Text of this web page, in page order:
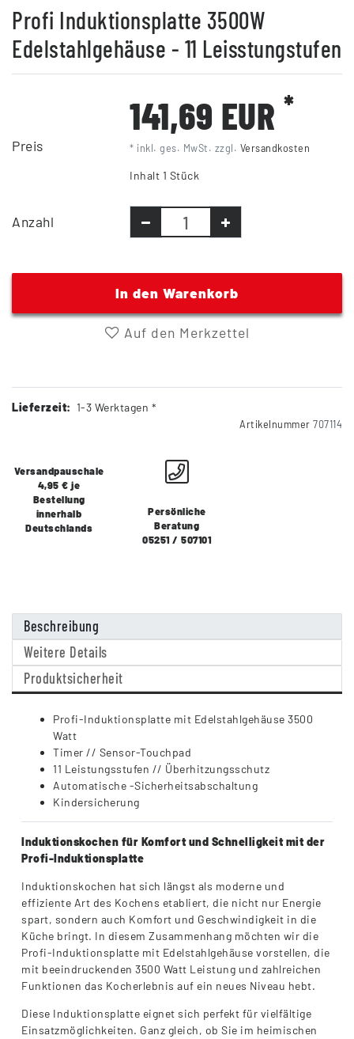
Profi Induktionsplatte 3500W
Edelstahlgehäuse - 11 Leisstungstufen
Preis
141,69 EUR *
* inkl. ges. MwSt. zzgl. Versandkosten
Inhalt 1 Stück
Anzahl
In den Warenkorb
Auf den Merkzettel
Lieferzeit: 1-3 Werktagen *
Artikelnummer 707114
Versandpauschale
4,95 € je
Bestellung
innerhalb
Deutschlands
Persönliche
Beratung
05251 / 507101
Beschreibung
Weitere Details
Produktsicherheit
Profi-Induktionsplatte mit Edelstahlgehäuse 3500
Watt
Timer // Sensor-Touchpad
11 Leistungsstufen // Überhitzungsschutz
Automatische -Sicherheitsabschaltung
Kindersicherung
Induktionskochen für Komfort und Schnelligkeit mit der
Profi-Induktionsplatte
Induktionskochen hat sich längst als moderne und
effiziente Art des Kochens etabliert, die nicht nur Energie
spart, sondern auch Komfort und Geschwindigkeit in die
Küche bringt. In diesem Zusammenhang möchten wir die
Profi-Induktionsplatte mit Edelstahlgehäuse vorstellen, die
mit beeindruckenden 3500 Watt Leistung und zahlreichen
Funktionen das Kocherlebnis auf ein neues Niveau hebt.
Diese Induktionsplatte eignet sich perfekt für vielfältige
Einsatzmöglichkeiten. Ganz gleich, ob Sie im heimischen